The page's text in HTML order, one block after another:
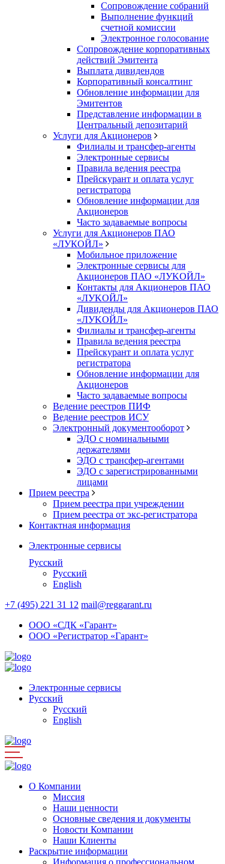
Сопровождение собраний
Выполнение функций
счетной комиссии
Электронное голосование
Сопровождение корпоративных
действий Эмитента
Выплата дивидендов
Корпоративный консалтинг
Обновление информации для
Эмитентов
Представление информации в
Центральный депозитарий
Услуги для Акционеров
Филиалы и трансфер-агенты
Электронные сервисы
Правила ведения реестра
Прейскурант и оплата услуг
регистратора
Обновление информации для
Акционеров
Часто задаваемые вопросы
Услуги для Акционеров ПАО
«ЛУКОЙЛ»
Мобильное приложение
Электронные сервисы для
Акционеров ПАО «ЛУKOЙЛ»
Контакты для Акционеров ПАО
«ЛУKOЙЛ»
Дивиденды для Акционеров ПАО
«ЛУKOЙЛ»
Филиалы и трансфер-агенты
Правила ведения реестра
Прейскурант и оплата услуг
регистратора
Обновление информации для
Акционеров
Часто задаваемые вопросы
Ведение реестров ПИФ
Ведение реестров ИСУ
Электронный документооборот
ЭДО с номинальными
держателями
ЭДО с трансфер-агентами
ЭДО с зарегистрированными
лицами
Прием реестра
Прием реестра при учреждении
Прием реестра от экс-регистратора
Контактная информация
Электронные сервисы
Русский
Русский
English
+7 (495) 221 31 12 mail@reggarant.ru
ООО «СДК «Гарант»
ООО «Регистратор «Гарант»
Электронные сервисы
Русский
Русский
English
О Компании
Миссия
Наши ценности
Основные сведения и документы
Новости Компании
Наши Клиенты
Раскрытие информации
Информация о профессиональном